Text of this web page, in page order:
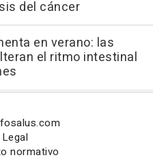
del cáncer
en verano: las
el ritmo intestinal
normativo